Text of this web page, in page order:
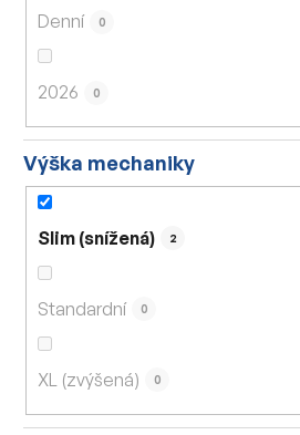
Denní 0
2026 0
Výška mechaniky
Slim (snížená) 2
Standardní 0
XL (zvýšená) 0